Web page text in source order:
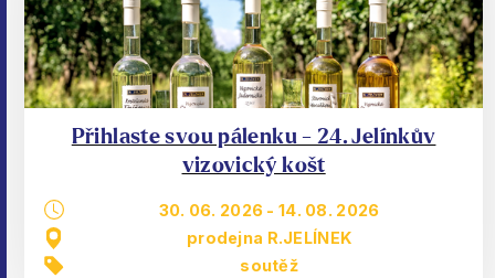
Přihlaste svou pálenku - 24. Jelínkův
vizovický košt
30. 06. 2026 -14. 08. 2026
prodejna R.JELÍNEK
soutěž